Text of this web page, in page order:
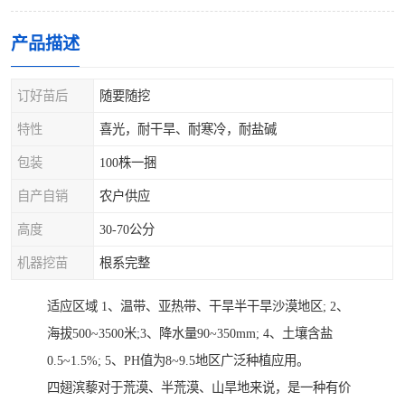
产品描述
订好苗后 随要随挖
特性 喜光，耐干旱、耐寒冷，耐盐碱
包装 100株一捆
自产自销 农户供应
高度 30-70公分
机器挖苗 根系完整
适应区域 1、温带、亚热带、干旱半干旱沙漠地区; 2、
海拔500~3500米;3、降水量90~350mm; 4、土壤含盐
0.5~1.5%; 5、PH值为8~9.5地区广泛种植应用。
四翅滨藜对于荒漠、半荒漠、山旱地来说，是一种有价